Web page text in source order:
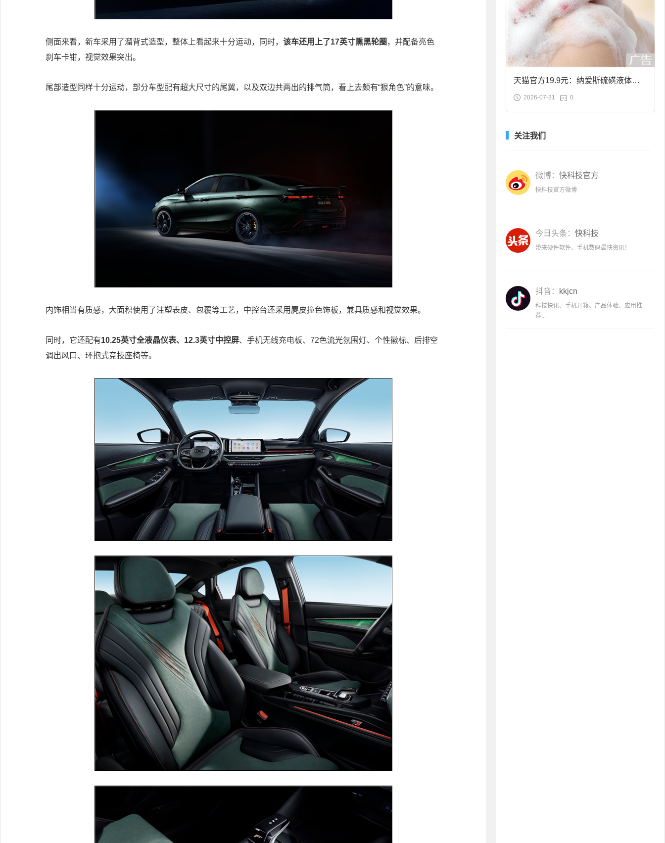
侧面来看，新车采用了溜背式造型，整体上看起来十分运动，同时， 该车还用上了17英寸熏黑轮圈 ，并配备亮色
刹车卡钳，视觉效果突出。
尾部造型同样十分运动，部分车型配有超大尺寸的尾翼，以及双边共两出的排气筒，看上去颇有“狠角色”的意味。
内饰相当有质感，大面积使用了注塑表皮、包覆等工艺，中控台还采用麂皮撞色饰板，兼具质感和视觉效果。
同时，它还配有10.25英寸全液晶仪表、12.3英寸中控屏、手机无线充电板、72色流光氛围灯、个性徽标、后排空
调出风口、环抱式竞技座椅等。
天猫官方19.9元：纳爱斯硫磺液体香
皂2斤大促
2026-07-31 0
关注我们
微博： 快科技官方
快科技官方微博
今日头条： 快科技
带来硬件软件、手机数码最快资讯！
抖音： kkjcn
科技快讯、手机开箱、产品体验、应用推
荐...